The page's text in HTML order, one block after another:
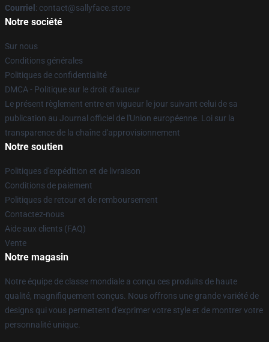
Courriel : contact@sallyface.store
Notre société
Sur nous
Conditions générales
Politiques de confidentialité
DMCA - Politique sur le droit d'auteur
Le présent règlement entre en vigueur le jour suivant celui de sa
publication au Journal officiel de l'Union européenne. Loi sur la
transparence de la chaîne d'approvisionnement
Notre soutien
Politiques d'expédition et de livraison
Conditions de paiement
Politiques de retour et de remboursement
Contactez-nous
Aide aux clients (FAQ)
Vente
Notre magasin
Notre équipe de classe mondiale a conçu ces produits de haute
qualité, magnifiquement conçus. Nous offrons une grande variété de
designs qui vous permettent d'exprimer votre style et de montrer votre
personnalité unique.